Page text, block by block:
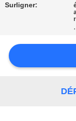
QUALITÉ
Surligner: